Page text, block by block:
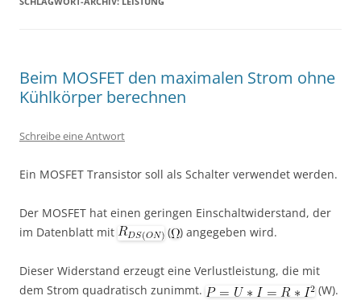
Beim MOSFET den maximalen Strom ohne
Kühlkörper berechnen
Schreibe eine Antwort
Ein MOSFET Transistor soll als Schalter verwendet werden.
Der MOSFET hat einen geringen Einschaltwiderstand, der
im Datenblatt mit
( ) angegeben wird.
Dieser Widerstand erzeugt eine Verlustleistung, die mit
dem Strom quadratisch zunimmt.
(W).